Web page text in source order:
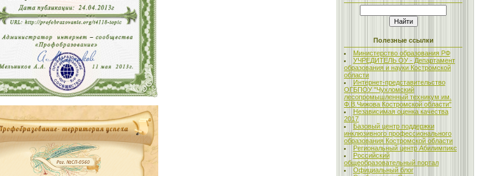
Полезные ссылки
Министерство образования РФ
УЧРЕДИТЕЛЬ ОУ - Департамент
образования и науки Костромской
области
Интернет-представительство
ОГБПОУ "Чухломский
лесопромышленный техникум им.
Ф.В.Чижова Костромской области"
Независимая оценка качества
2017
Базовый центр поддержки
инклюзивного профессионального
образования Костромской области
Региональный центр Абилимпикс
Российский
общеобразовательный портал
Официальный блог